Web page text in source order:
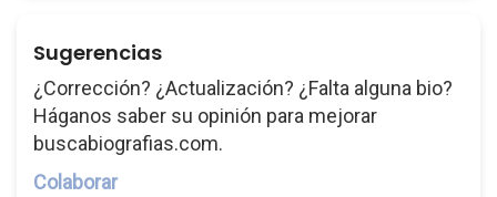
Sugerencias
¿Corrección? ¿Actualización? ¿Falta alguna bio?
Háganos saber su opinión para mejorar
buscabiografias.com.
Colaborar